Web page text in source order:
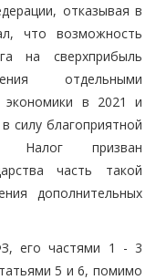
отказывая в
что возможность
на сверхприбыль
отдельными
экономики в 2021 и
силу благоприятной
Налог призван
часть такой
дополнительных
его частями 1 - 3
5 и 6, помимо